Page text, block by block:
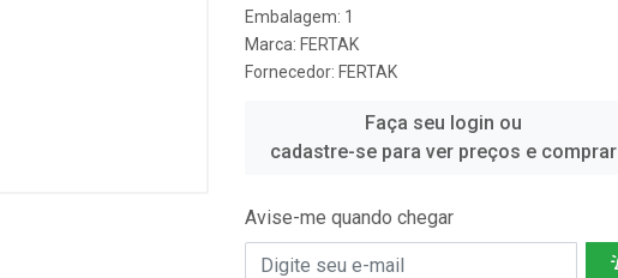
Embalagem: 1
Marca: FERTAK
Fornecedor: FERTAK
Faça seu login ou
cadastre-se para ver preços e comprar
Avise-me quando chegar